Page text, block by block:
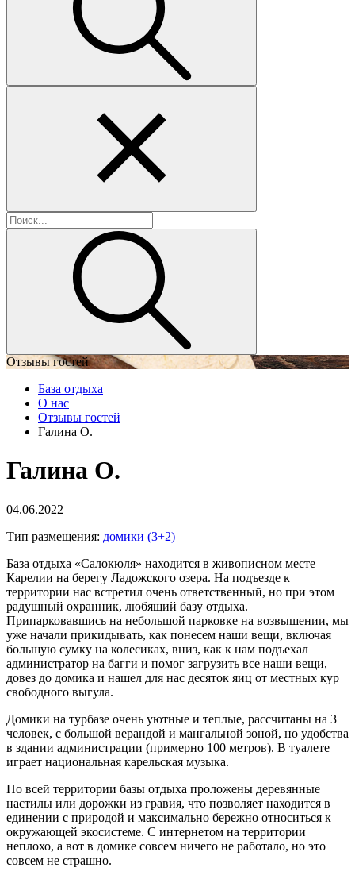
Отзывы гостей
База отдыха
О нас
Отзывы гостей
Галина О.
Галина О.
04.06.2022
Тип размещения: домики (3+2)
База отдыха «Салокюля» находится в живописном месте
Карелии на берегу Ладожского озера. На подъезде к
территории нас встретил очень ответственный, но при этом
радушный охранник, любящий базу отдыха.
Припарковавшись на небольшой парковке на возвышении, мы
уже начали прикидывать, как понесем наши вещи, включая
большую сумку на колесиках, вниз, как к нам подъехал
администратор на багги и помог загрузить все наши вещи,
довез до домика и нашел для нас десяток яиц от местных кур
свободного выгула.
Домики на турбазе очень уютные и теплые, рассчитаны на 3
человек, с большой верандой и мангальной зоной, но удобства
в здании администрации (примерно 100 метров). В туалете
играет национальная карельская музыка.
По всей территории базы отдыха проложены деревянные
настилы или дорожки из гравия, что позволяет находится в
единении с природой и максимально бережно относиться к
окружающей экосистеме. С интернетом на территории
неплохо, а вот в домике совсем ничего не работало, но это
совсем не страшно.